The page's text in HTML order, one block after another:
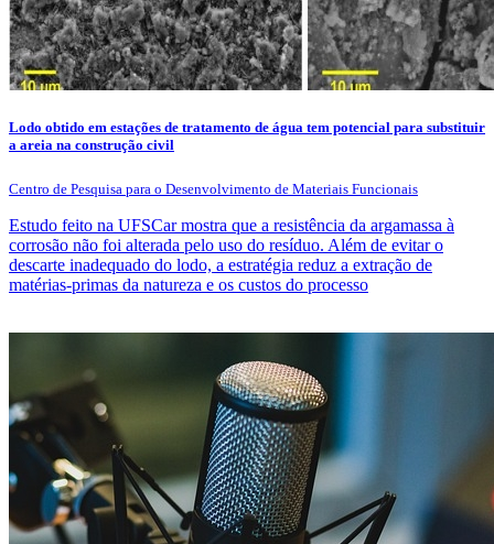
Lodo obtido em estações de tratamento de água tem potencial para substituir
a areia na construção civil
Centro de Pesquisa para o Desenvolvimento de Materiais Funcionais
Estudo feito na UFSCar mostra que a resistência da argamassa à
corrosão não foi alterada pelo uso do resíduo. Além de evitar o
descarte inadequado do lodo, a estratégia reduz a extração de
matérias-primas da natureza e os custos do processo